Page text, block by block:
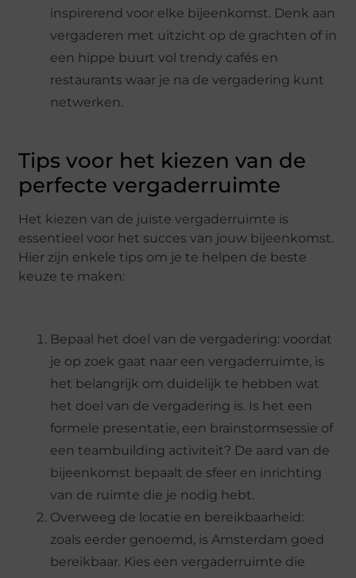
inspirerend voor elke bijeenkomst. Denk aan
vergaderen met uitzicht op de grachten of in
een hippe buurt vol trendy cafés en
restaurants waar je na de vergadering kunt
netwerken.
Tips voor het kiezen van de
perfecte vergaderruimte
Het kiezen van de juiste vergaderruimte is
essentieel voor het succes van jouw bijeenkomst.
Hier zijn enkele tips om je te helpen de beste
keuze te maken:
Bepaal het doel van de vergadering: voordat
je op zoek gaat naar een vergaderruimte, is
het belangrijk om duidelijk te hebben wat
het doel van de vergadering is. Is het een
formele presentatie, een brainstormsessie of
een teambuilding activiteit? De aard van de
bijeenkomst bepaalt de sfeer en inrichting
van de ruimte die je nodig hebt.
Overweeg de locatie en bereikbaarheid:
zoals eerder genoemd, is Amsterdam goed
bereikbaar. Kies een vergaderruimte die